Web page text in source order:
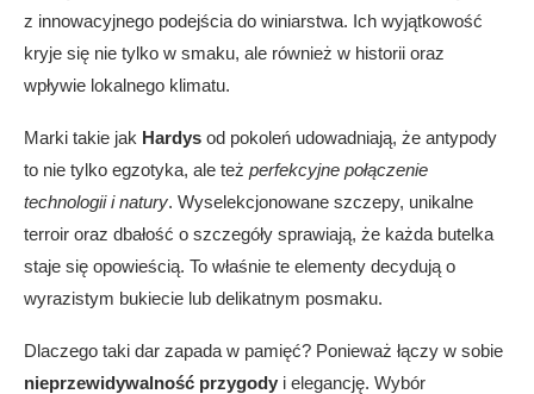
z innowacyjnego podejścia do winiarstwa. Ich wyjątkowość
kryje się nie tylko w smaku, ale również w historii oraz
wpływie lokalnego klimatu.
Marki takie jak Hardys od pokoleń udowadniają, że antypody
to nie tylko egzotyka, ale też perfekcyjne połączenie
technologii i natury. Wyselekcjonowane szczepy, unikalne
terroir oraz dbałość o szczegóły sprawiają, że każda butelka
staje się opowieścią. To właśnie te elementy decydują o
wyrazistym bukiecie lub delikatnym posmaku.
Dlaczego taki dar zapada w pamięć? Ponieważ łączy w sobie
nieprzewidywalność przygody i elegancję. Wybór